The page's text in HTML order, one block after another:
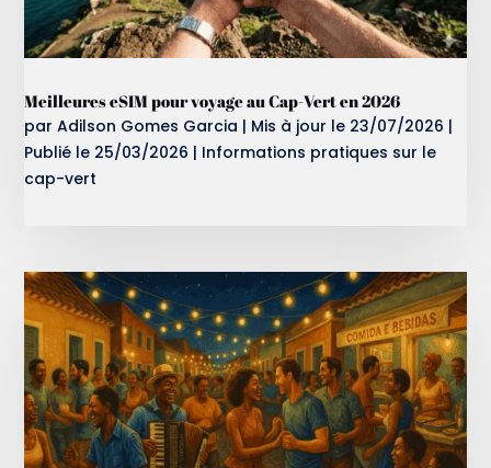
Meilleures eSIM pour voyage au Cap-Vert en 2026
parAdilson Gomes Garcia | Mis à jour le 23/07/2026 |
Publié le 25/03/2026 | Informations pratiques sur le
cap-vert